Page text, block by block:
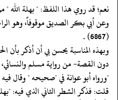
‏‏‏‏نعم؛ قد روي هذا اللفظ: " بهلة الله "
وعن أبي بكر الصديق موقوفاً، وهو
(6867) .
‏‏‏‏وبهذه المناسبة يحسن بي أن أذكر بأن
دون القصة- من رواية مسلم والنسائي، ثم قال
‏‏‏‏"ورواه أبو عوانة في "صحيحه " وقال
‏‏‏‏قلت: فذكر الشطر الثاني الذي فيه: